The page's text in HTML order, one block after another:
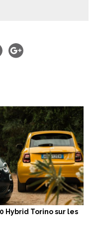
Hybrid Torino sur les